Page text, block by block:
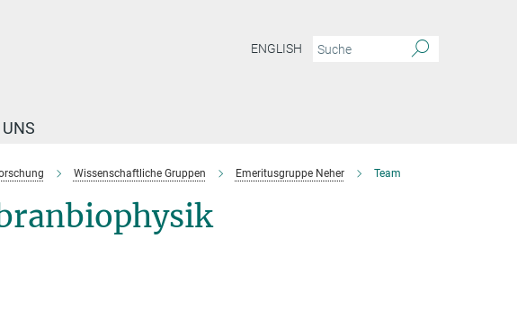
ENGLISH
UNS
Wissenschaftliche Gruppen Emeritusgruppe Neher Team